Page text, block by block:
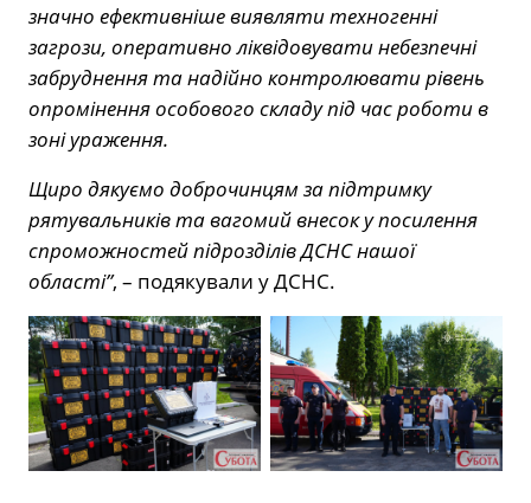
значно ефективніше виявляти техногенні
загрози, оперативно ліквідовувати небезпечні
забруднення та надійно контролювати рівень
опромінення особового складу під час роботи в
зоні ураження.
Щиро дякуємо доброчинцям за підтримку
рятувальників та вагомий внесок у посилення
спроможностей підрозділів ДСНС нашої
області”, – подякували у ДСНС.